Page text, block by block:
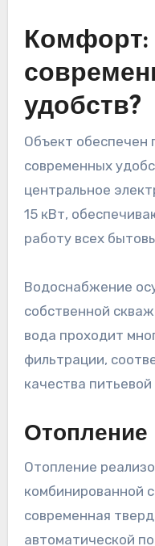
Комфорт:
удобств?
Объект обеспечен
современных
центральное
15 кВт,
работу всех
Водоснабжение
собственной
вода проходит
фильтрации,
качества
Отопление
Отопление
комбинированной
современная
автоматической